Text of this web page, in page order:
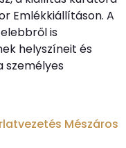
Emlékkiállításon. A
is
helyszíneit és
személyes
Mészáros